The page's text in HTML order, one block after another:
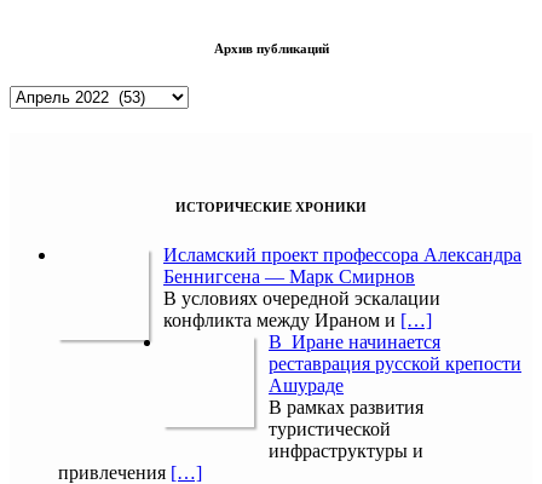
Архив публикаций
Архив
ИСТОРИЧЕСКИЕ ХРОНИКИ
Исламский проект профессора Александра
Беннигсена — Марк Смирнов
В условиях очередной эскалации
конфликта между Ираном и […]
В Иране начинается
реставрация русской крепости
Ашураде
В рамках развития
туристической
инфраструктуры и
привлечения […]